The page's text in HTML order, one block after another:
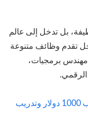
بل تدخل إلى عالم
تقدم وظائف متنوعة
برمجيات،
عقد عمل في الدنمارك: فرصة ذهبية براتب 1000 دولار وتدريب